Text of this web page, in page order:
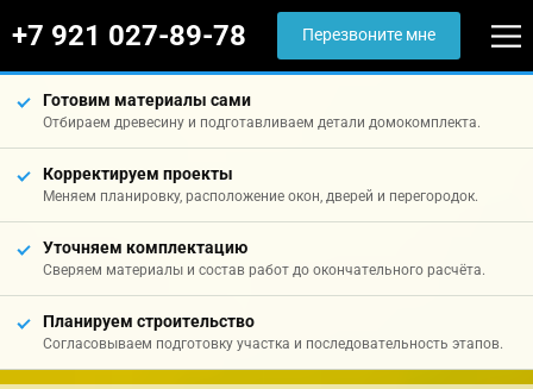
+7 921 027-89-78 Перезвоните мне
Готовим материалы сами
Отбираем древесину и подготавливаем детали домокомплекта.
Корректируем проекты
Меняем планировку, расположение окон, дверей и перегородок.
Уточняем комплектацию
Сверяем материалы и состав работ до окончательного расчёта.
Планируем строительство
Согласовываем подготовку участка и последовательность этапов.